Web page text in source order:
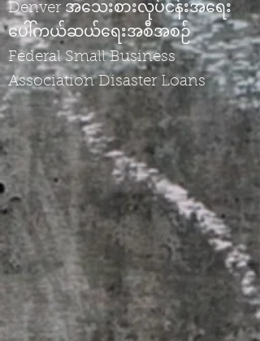
Denver အသေးစားလုပ်ငန်းအရေး
ပေါ်ကယ်ဆယ်ရေးအစီအစဉ်
Federal Small Business
Association Disaster Loans